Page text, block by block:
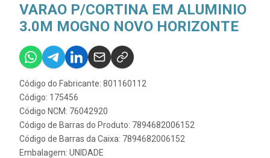
VARAO P/CORTINA EM ALUMINIO
3.0M MOGNO NOVO HORIZONTE
Código do Fabricante: 801160112
Código: 175456
Código NCM: 76042920
Código de Barras do Produto: 7894682006152
Código de Barras da Caixa: 7894682006152
Embalagem: UNIDADE